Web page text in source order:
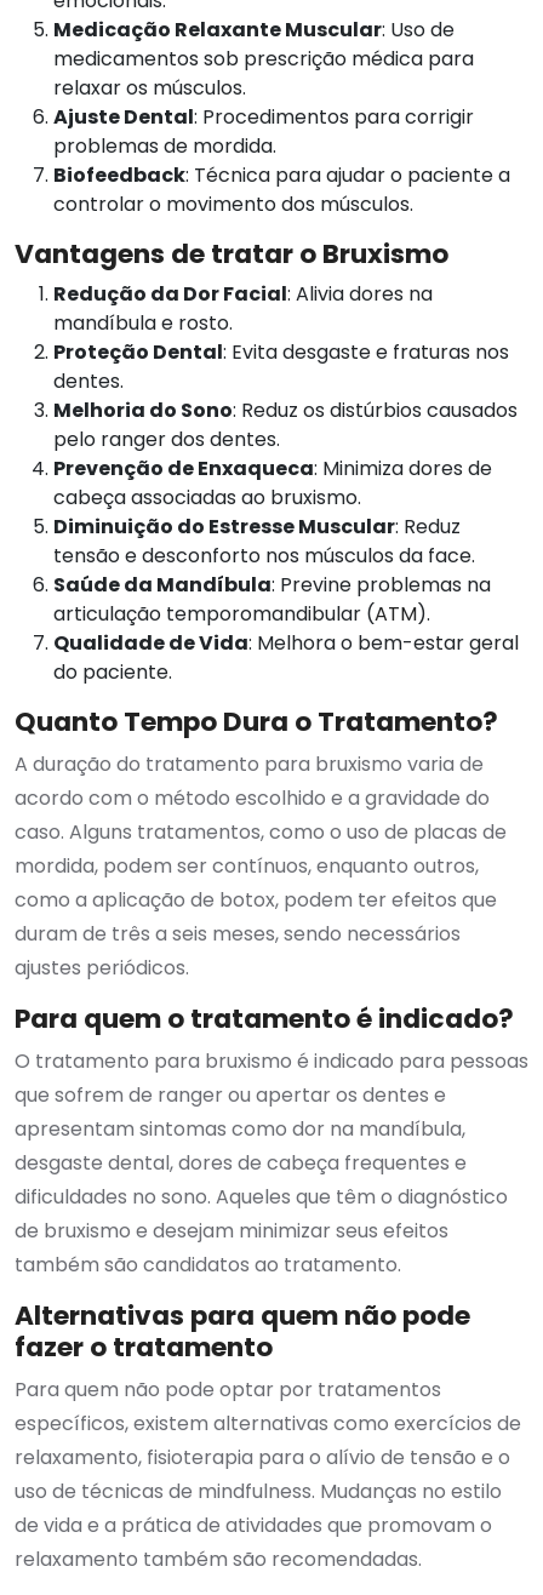
Medicação Relaxante Muscular: Uso de
medicamentos sob prescrição médica para
relaxar os músculos.
Ajuste Dental: Procedimentos para corrigir
problemas de mordida.
Biofeedback: Técnica para ajudar o paciente a
controlar o movimento dos músculos.
Vantagens de tratar o Bruxismo
Redução da Dor Facial: Alivia dores na
mandíbula e rosto.
Proteção Dental: Evita desgaste e fraturas nos
dentes.
Melhoria do Sono: Reduz os distúrbios causados
pelo ranger dos dentes.
Prevenção de Enxaqueca: Minimiza dores de
cabeça associadas ao bruxismo.
Diminuição do Estresse Muscular: Reduz
tensão e desconforto nos músculos da face.
Saúde da Mandíbula: Previne problemas na
articulação temporomandibular (ATM).
Qualidade de Vida: Melhora o bem-estar geral
do paciente.
Quanto Tempo Dura o Tratamento?
A duração do tratamento para bruxismo varia de
acordo com o método escolhido e a gravidade do
caso. Alguns tratamentos, como o uso de placas de
mordida, podem ser contínuos, enquanto outros,
como a aplicação de botox, podem ter efeitos que
duram de três a seis meses, sendo necessários
ajustes periódicos.
Para quem o tratamento é indicado?
O tratamento para bruxismo é indicado para pessoas
que sofrem de ranger ou apertar os dentes e
apresentam sintomas como dor na mandíbula,
desgaste dental, dores de cabeça frequentes e
dificuldades no sono. Aqueles que têm o diagnóstico
de bruxismo e desejam minimizar seus efeitos
também são candidatos ao tratamento.
Alternativas para quem não pode
fazer o tratamento
Para quem não pode optar por tratamentos
específicos, existem alternativas como exercícios de
relaxamento, fisioterapia para o alívio de tensão e o
uso de técnicas de mindfulness. Mudanças no estilo
de vida e a prática de atividades que promovam o
relaxamento também são recomendadas.